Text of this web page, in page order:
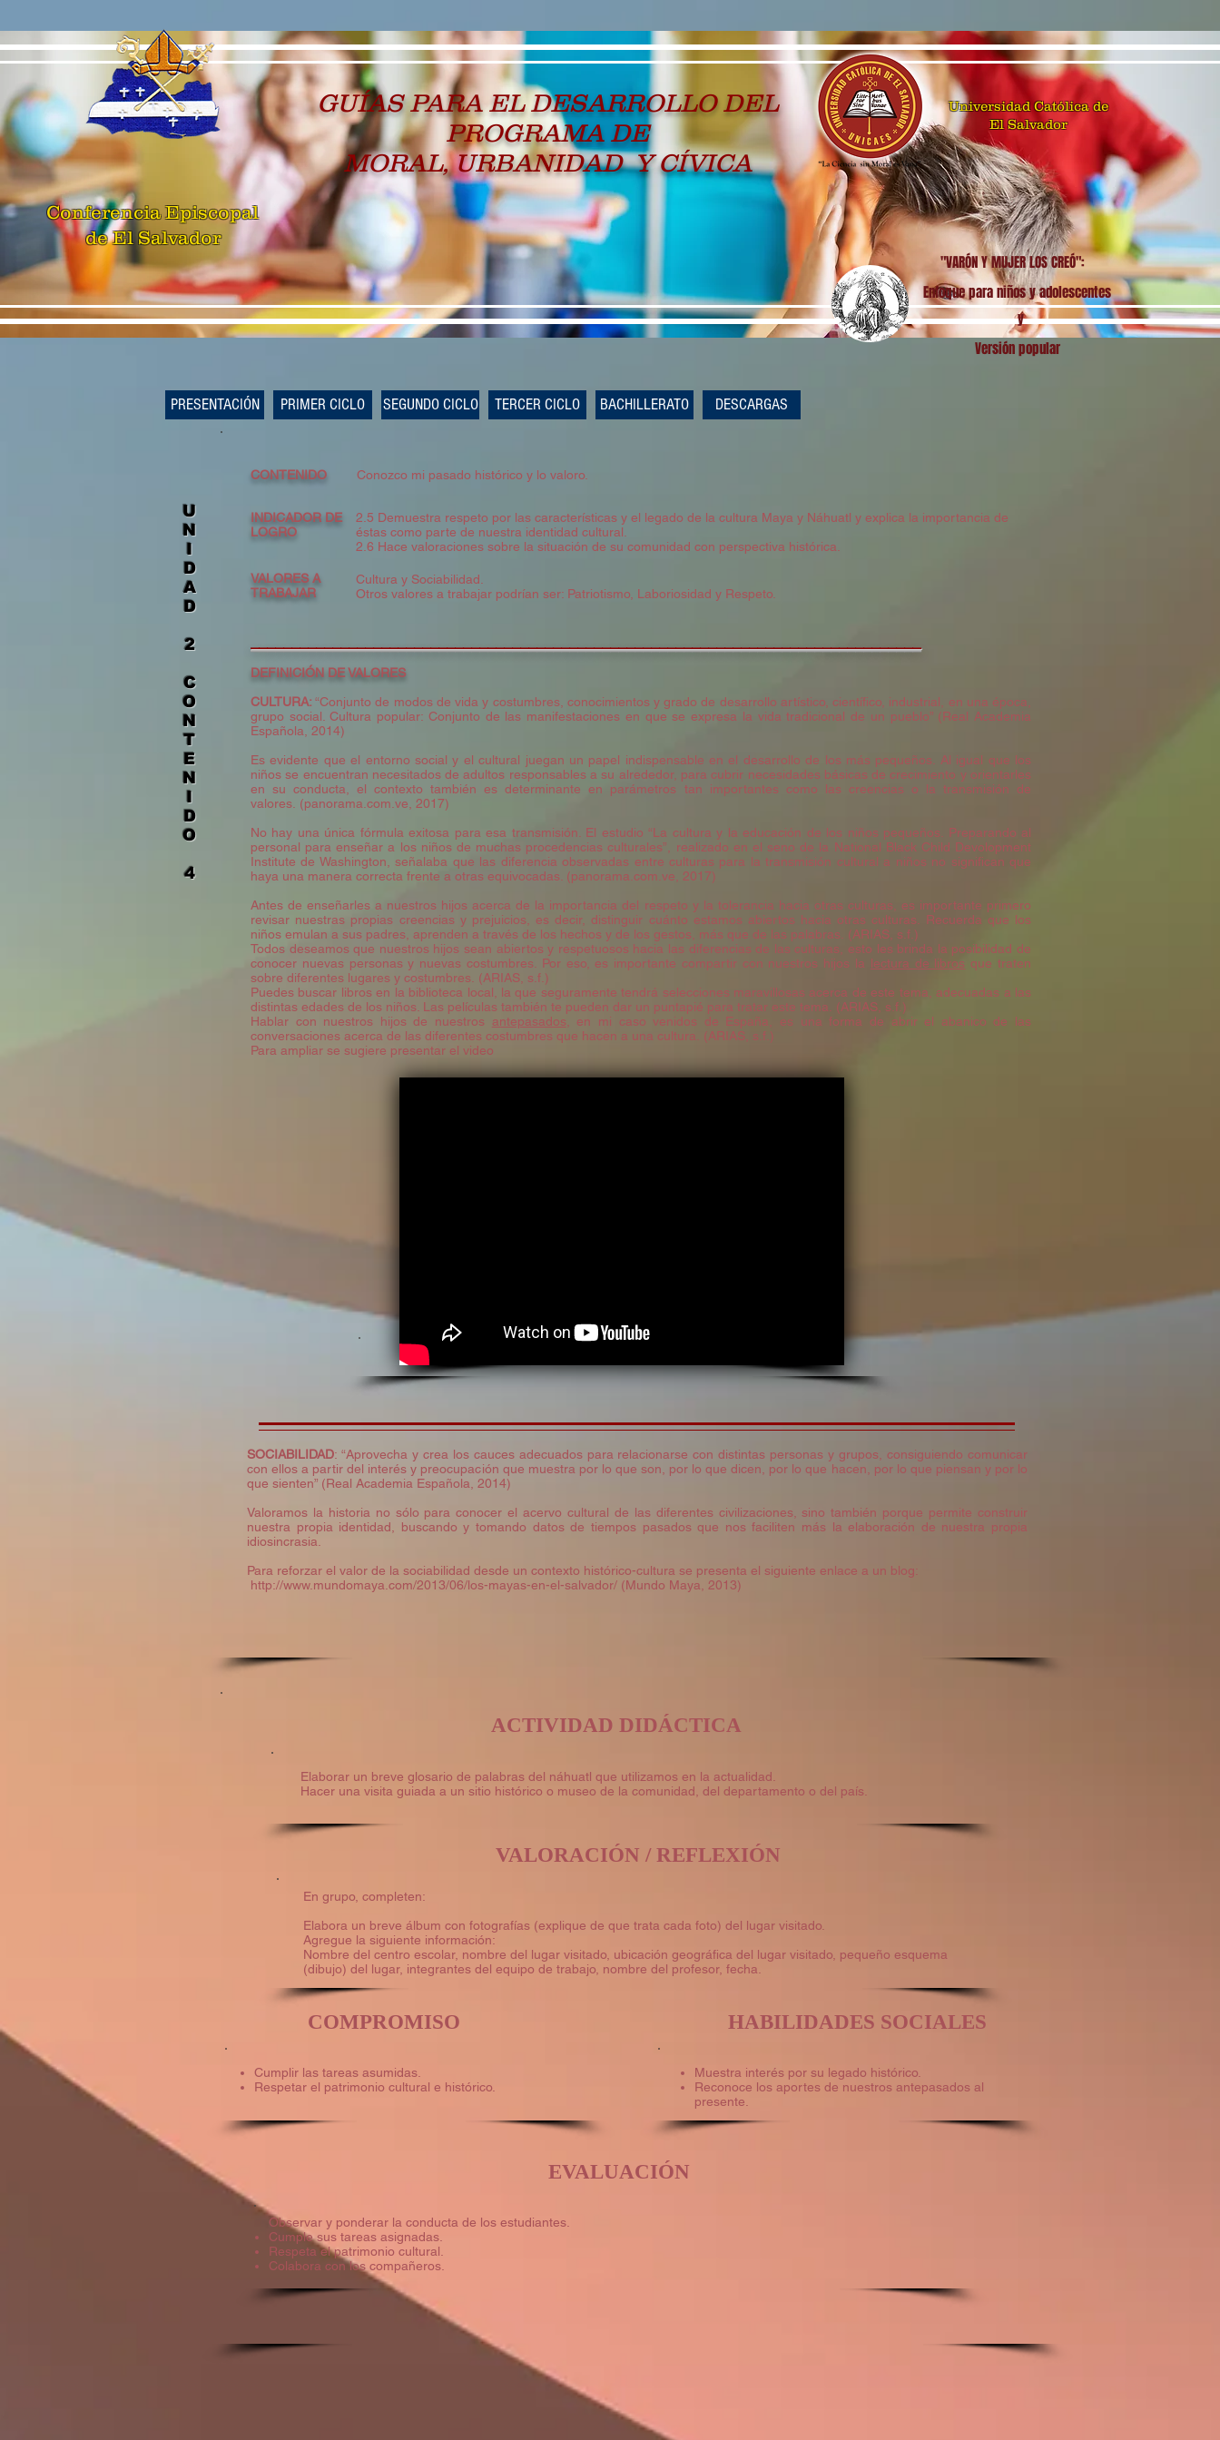
GUÍAS PARA EL DESARROLLO DEL
PROGRAMA DE
MORAL, URBANIDAD Y CÍVICA
Conferencia Episcopal
de El Salvador
"VARÓN Y MUJER LOS CREÓ":
Enfoque para niños y adolescentes
y
Versión popular
Universidad Católica de
El Salvador
PRESENTACIÓN PRIMER CICLO SEGUNDO CICLO TERCER CICLO BACHILLERATO DESCARGAS
U
N
I
D
A
D
2
C
O
N
T
E
N
I
D
O
4
CONTENIDO
INDICADOR DE
LOGRO
Conozco mi pasado histórico y lo valoro.
2.5 Demuestra respeto por las características y el legado de la cultura Maya y Náhuatl y explica la importancia de
éstas como parte de nuestra identidad cultural.
2.6 Hace valoraciones sobre la situación de su comunidad con perspectiva histórica.
VALORES A
TRABAJAR
Cultura y Sociabilidad.
Otros valores a trabajar podrían ser: Patriotismo, Laboriosidad y Respeto.
DEFINICIÓN DE VALORES
CULTURA:“Conjunto de modos de vida y costumbres, conocimientos y grado de desarrollo artístico, científico, industrial, en una época,
grupo social. Cultura popular: Conjunto de las manifestaciones en que se expresa la vida tradicional de un pueblo” (Real Academia
Española, 2014)
Es evidente que el entorno social y el cultural juegan un papel indispensable en el desarrollo de los más pequeños. Al igual que los
niños se encuentran necesitados de adultos responsables a su alrededor, para cubrir necesidades básicas de crecimiento y orientarles
en su conducta, el contexto también es determinante en parámetros tan importantes como las creencias o la transmisión de
valores. (panorama.com.ve, 2017)
No hay una única fórmula exitosa para esa transmisión. El estudio “La cultura y la educación de los niños pequeños. Preparando al
personal para enseñar a los niños de muchas procedencias culturales”, realizado en el seno de la National Black Child Devolopment
Institute de Washington, señalaba que las diferencia observadas entre culturas para la transmisión cultural a niños no significan que
haya una manera correcta frente a otras equivocadas. (panorama.com.ve, 2017)
Antes de enseñarles a nuestros hijos acerca de la importancia del respeto y la tolerancia hacia otras culturas, es importante primero
revisar nuestras propias creencias y prejuicios, es decir, distinguir cuánto estamos abiertos hacia otras culturas. Recuerda que los
niños emulan a sus padres, aprenden a través de los hechos y de los gestos, más que de las palabras. (ARIAS, s.f.)
Todos deseamos que nuestros hijos sean abiertos y respetuosos hacia las diferencias de las culturas, esto les brinda la posibilidad de
conocer nuevas personas y nuevas costumbres. Por eso, es importante compartir con nuestros hijos la lectura de libros que traten
sobre diferentes lugares y costumbres. (ARIAS, s.f.)
Puedes buscar libros en la biblioteca local, la que seguramente tendrá selecciones maravillosas acerca de este tema, adecuadas a las
distintas edades de los niños. Las películas también te pueden dar un puntapié para tratar este tema. (ARIAS, s.f.)
Hablar con nuestros hijos de nuestros antepasados , en mi caso venidos de España, es una forma de abrir el abanico de las
conversaciones acerca de las diferentes costumbres que hacen a una cultura. (ARIAS, s.f.)
Para ampliar se sugiere presentar el video
SOCIABILIDAD: “Aprovecha y crea los cauces adecuados para relacionarse con distintas personas y grupos, consiguiendo comunicar
con ellos a partir del interés y preocupación que muestra por lo que son, por lo que dicen, por lo que hacen, por lo que piensan y por lo
que sienten” (Real Academia Española, 2014)
Valoramos la historia no sólo para conocer el acervo cultural de las diferentes civilizaciones, sino también porque permite construir
nuestra propia identidad, buscando y tomando datos de tiempos pasados que nos faciliten más la elaboración de nuestra propia
idiosincrasia.
Para reforzar el valor de la sociabilidad desde un contexto histórico-cultura se presenta el siguiente enlace a un blog:
http://www.mundomaya.com/2013/06/los-mayas-en-el-salvador/ (Mundo Maya, 2013)
ACTIVIDAD DIDÁCTICA
Elaborar un breve glosario de palabras del náhuatl que utilizamos en la actualidad.
Hacer una visita guiada a un sitio histórico o museo de la comunidad, del departamento o del país.
VALORACIÓN / REFLEXIÓN
En grupo, completen:
Elabora un breve álbum con fotografías (explique de que trata cada foto) del lugar visitado.
Agregue la siguiente información:
Nombre del centro escolar, nombre del lugar visitado, ubicación geográfica del lugar visitado, pequeño esquema
(dibujo) del lugar, integrantes del equipo de trabajo, nombre del profesor, fecha.
COMPROMISO
Cumplir las tareas asumidas.
Respetar el patrimonio cultural e histórico.
HABILIDADES SOCIALES
Muestra interés por su legado histórico.
Reconoce los aportes de nuestros antepasados al
presente.
EVALUACIÓN
Observar y ponderar la conducta de los estudiantes.
Cumple sus tareas asignadas.
Respeta el patrimonio cultural.
Colabora con los compañeros.